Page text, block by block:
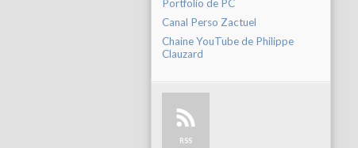
Portfolio de PC
Canal Perso Zactuel
Chaine YouTube de Philippe
Clauzard
RSS